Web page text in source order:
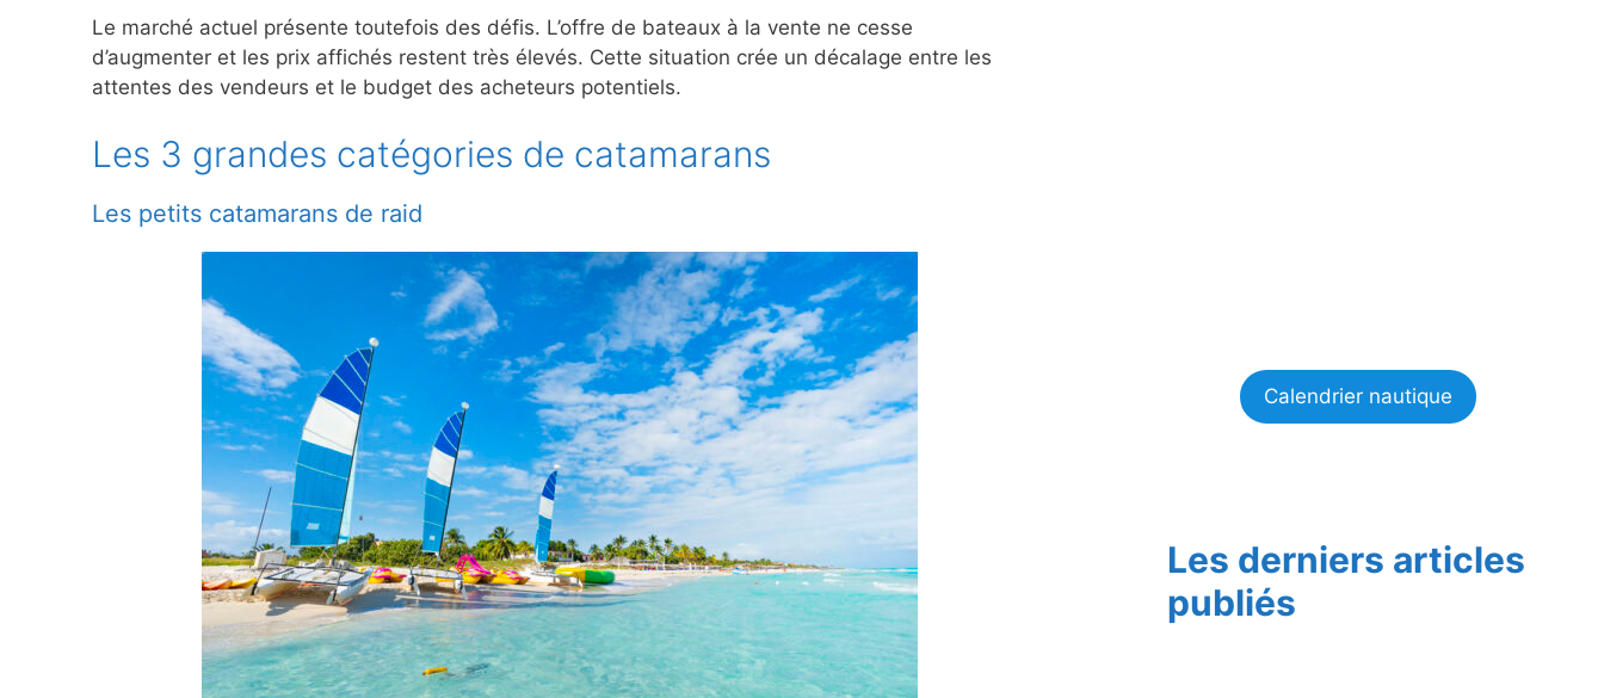
Le marché actuel présente toutefois des défis. L’offre de bateaux à la vente ne cesse
d’augmenter et les prix affichés restent très élevés. Cette situation crée un décalage entre les
attentes des vendeurs et le budget des acheteurs potentiels.
Les 3 grandes catégories de catamarans
Les petits catamarans de raid
Calendrier nautique
Les derniers articles
publiés